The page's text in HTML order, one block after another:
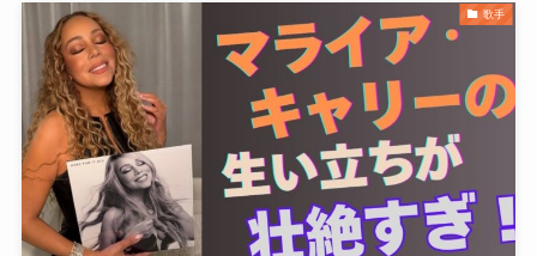
歌手